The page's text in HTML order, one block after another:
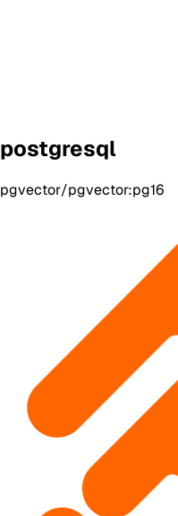
postgresql
pgvector/pgvector:pg16